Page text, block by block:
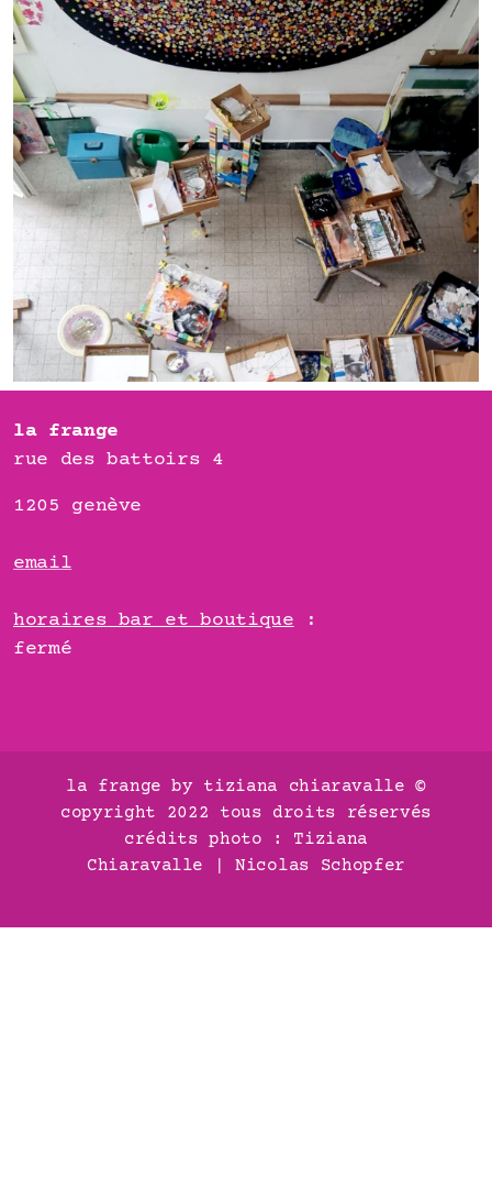
la frange
rue des battoirs 4
1205 genève
email
horairesbar et boutique:
fermé
la frange by tiziana chiaravalle ©
copyright 2022 tous droits réservés
crédits photo : Tiziana
Chiaravalle
|Nicolas Schopfer